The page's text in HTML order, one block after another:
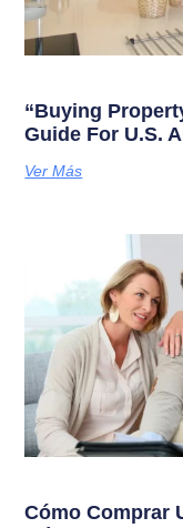
“Buying
Guide For U.S.
Ver Más
Cómo Comprar